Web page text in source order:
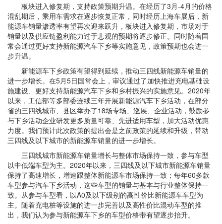
板块进入修复期，支持政策预期升温。在经历了3月-4月的价格
混乱期后，乘用车需求在逐步恢复正常，同时经历上海车展后，新
能源车销量渗透率有望再次迎来跃升，板块进入修复期，市场对于
销量以及供应链盈利能力过于悲观的预期将逐步修正。同时随着国
常会通过更好支持新能源汽车下乡等实施意见，政策预期也会进一
步升温。
新能源车下乡政策有望得到延续，推动三四线新能源车销量的
进一步增长。在5月5日国常会上，审议通过了加快推进充电基础设
施建设、更好支持新能源汽车下乡和乡村振兴的实施意见。2020年
以来，工信部等多部委连续三年开展新能源汽车下乡活动，在部分
省的三四线城市、县区举办了18场专场、巡展、企业活动，鼓励参
与下乡活动企业研发更多质量可靠、先进适用车型，加大活动优惠
力度。我们预计此次政策的提出会是之前政策的延续和升级，带动
三四线及以下城市的新能源车销量的进一步增长。
三四线城市新能源车销量增长与整体市场保持一致，参与车型
以中低端车型为主。2020年以来，三四线及以下城市新能源车销量
保持了高速增长，增速跟整体新能源车市场保持一致；每年60多款
车型参与汽车下乡活动，这些车型的销量与基本与行业整体保持一
致。从参与车型看，以A0及以下级别的高性价比新能源车车型为
主。随着充电桩等设施的进一步完善以及高性价比混动车型的推
出，我们认为参与新能源车下乡的车型价格带有望逐步抬升。